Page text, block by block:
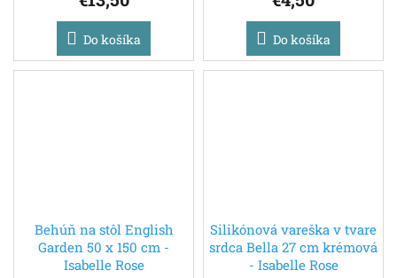
Do košíka Do košíka
Behúň na stôl English
Garden 50 x 150 cm -
Isabelle Rose
Silikónová vareška v tvare
srdca Bella 27 cm krémová
- Isabelle Rose